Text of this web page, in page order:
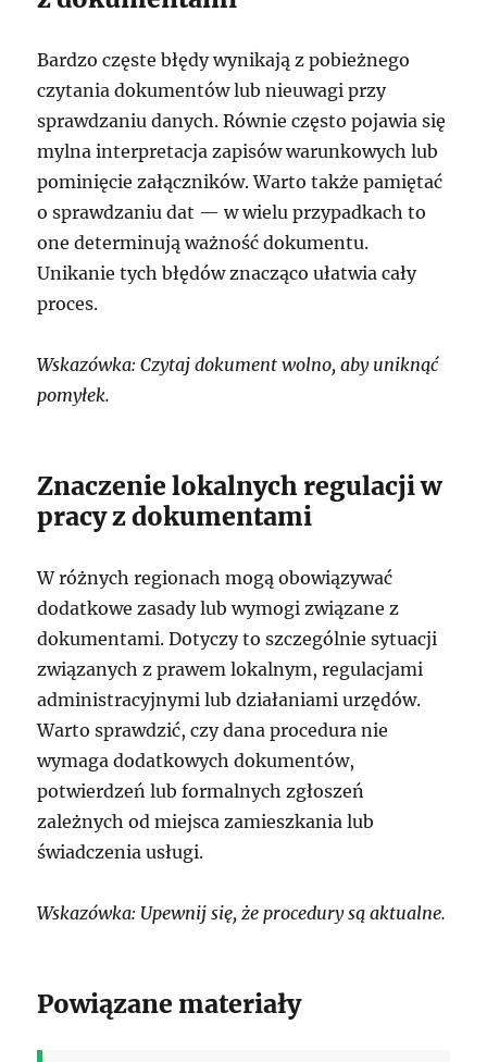
Bardzo częste błędy wynikają z pobieżnego
czytania dokumentów lub nieuwagi przy
sprawdzaniu danych. Równie często pojawia się
mylna interpretacja zapisów warunkowych lub
pominięcie załączników. Warto także pamiętać
o sprawdzaniu dat — w wielu przypadkach to
one determinują ważność dokumentu.
Unikanie tych błędów znacząco ułatwia cały
proces.
Wskazówka: Czytaj dokument wolno, aby uniknąć
pomyłek.
Znaczenie lokalnych regulacji w
pracy z dokumentami
W różnych regionach mogą obowiązywać
dodatkowe zasady lub wymogi związane z
dokumentami. Dotyczy to szczególnie sytuacji
związanych z prawem lokalnym, regulacjami
administracyjnymi lub działaniami urzędów.
Warto sprawdzić, czy dana procedura nie
wymaga dodatkowych dokumentów,
potwierdzeń lub formalnych zgłoszeń
zależnych od miejsca zamieszkania lub
świadczenia usługi.
Wskazówka: Upewnij się, że procedury są aktualne.
Powiązane materiały